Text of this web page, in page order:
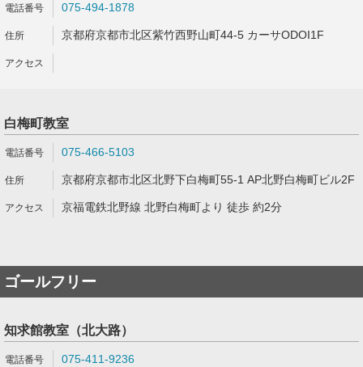
075-494-1878
京都府京都市北区紫竹西野山町44-5 カーサODOI1F
白梅町教室
075-466-5103
京都府京都市北区北野下白梅町55-1 AP北野白梅町ビル2F
京福電鉄北野線 北野白梅町より 徒歩 約2分
ゴールフリー
知求館教室（北大路）
075-411-9236